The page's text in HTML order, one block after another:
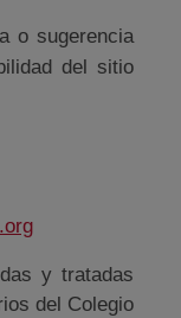
o sugerencia
del sitio
y tratadas
del Colegio